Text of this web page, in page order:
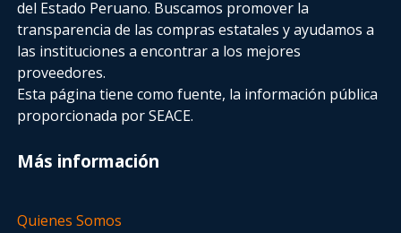
del Estado Peruano. Buscamos promover la
transparencia de las compras estatalesy ayudamos a
las instituciones a encontrar a los mejores
proveedores.
Esta página tiene como fuente, la información pública
proporcionada por SEACE.
Más información
Quienes Somos